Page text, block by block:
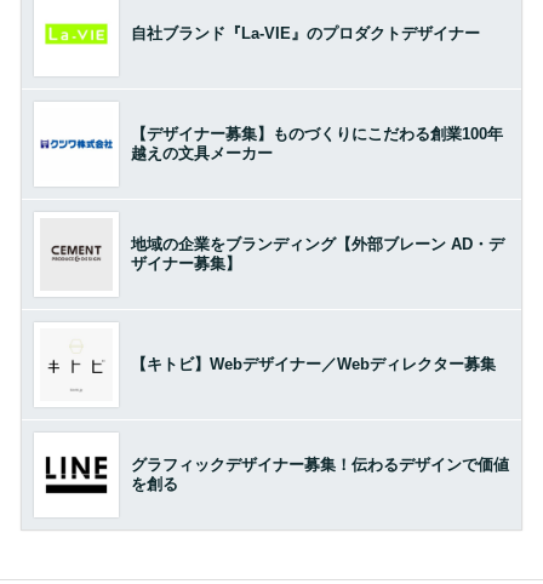
自社ブランド『La-VIE』のプロダクトデザイナー
【デザイナー募集】ものづくりにこだわる創業100年
越えの文具メーカー
地域の企業をブランディング【外部ブレーン AD・デ
ザイナー募集】
【キトビ】Webデザイナー／Webディレクター募集
グラフィックデザイナー募集！伝わるデザインで価値
を創る